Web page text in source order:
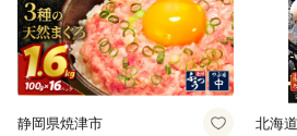
静岡県焼津市 北海